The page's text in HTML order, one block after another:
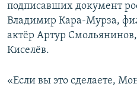
подписавших документ
Владимир Кара-Мурза,
актёр Артур
Киселёв.
«Если вы это сделаете,